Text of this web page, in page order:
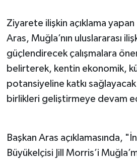
Ziyarete ilişkin açıklama
Aras, Muğla’nın uluslararası
güçlendirecek çalışmalara
belirterek, kentin ekonomik,
potansiyeline katkı
birlikleri geliştirmeye devam
Başkan Aras açıklamasında,
Büyükelçisi Jill Morris’i